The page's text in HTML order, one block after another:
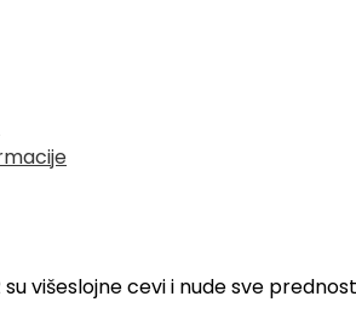
su višeslojne cevi i nude sve